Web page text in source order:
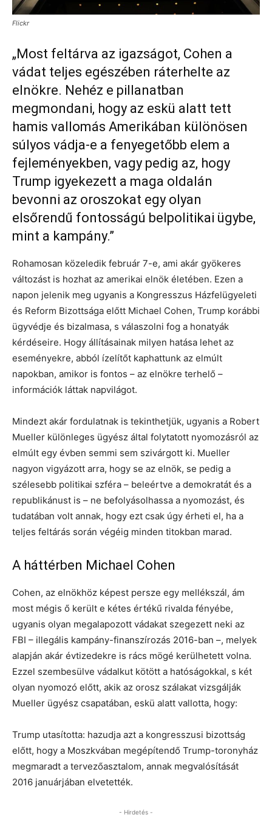
Flickr
„Most feltárva az igazságot, Cohen a
vádat teljes egészében ráterhelte az
elnökre. Nehéz e pillanatban
megmondani, hogy az eskü alatt tett
hamis vallomás Amerikában különösen
súlyos vádja-e a fenyegetőbb elem a
fejleményekben, vagy pedig az, hogy
Trump igyekezett a maga oldalán
bevonni az oroszokat egy olyan
elsőrendű fontosságú belpolitikai ügybe,
mint a kampány.”
Rohamosan közeledik február 7-e, ami akár gyökeres
változást is hozhat az amerikai elnök életében. Ezen a
napon jelenik meg ugyanis a Kongresszus Házfelügyeleti
és Reform Bizottsága előtt Michael Cohen, Trump korábbi
ügyvédje és bizalmasa, s válaszolni fog a honatyák
kérdéseire. Hogy állításainak milyen hatása lehet az
eseményekre, abból ízelítőt kaphattunk az elmúlt
napokban, amikor is fontos – az elnökre terhelő –
információk láttak napvilágot.
Mindezt akár fordulatnak is tekinthetjük, ugyanis a Robert
Mueller különleges ügyész által folytatott nyomozásról az
elmúlt egy évben semmi sem szivárgott ki. Mueller
nagyon vigyázott arra, hogy se az elnök, se pedig a
szélesebb politikai szféra – beleértve a demokratát és a
republikánust is – ne befolyásolhassa a nyomozást, és
tudatában volt annak, hogy ezt csak úgy érheti el, ha a
teljes feltárás során végéig minden titokban marad.
A háttérben Michael Cohen
Cohen, az elnökhöz képest persze egy mellékszál, ám
most mégis ő került e kétes értékű rivalda fényébe,
ugyanis olyan megalapozott vádakat szegezett neki az
FBI – illegális kampány-finanszírozás 2016-ban –, melyek
alapján akár évtizedekre is rács mögé kerülhetett volna.
Ezzel szembesülve vádalkut kötött a hatóságokkal, s két
olyan nyomozó előtt, akik az orosz szálakat vizsgálják
Mueller ügyész csapatában, eskü alatt vallotta, hogy:
Trump utasította: hazudja azt a kongresszusi bizottság
előtt, hogy a Moszkvában megépítendő Trump-toronyház
megmaradt a tervezőasztalom, annak megvalósítását
2016 januárjában elvetették.
- Hirdetés -